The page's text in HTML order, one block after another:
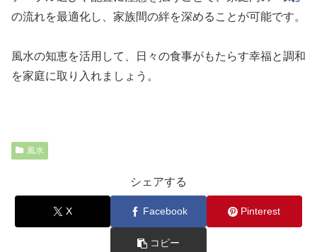
の流れを最適化し、家族間の絆を深めることが可能です。
風水の知恵を活用して、日々の食事がもたらす幸福と調和
を家庭に取り入れましょう。
風水
シェアする
X Facebook Pinterest
コピー